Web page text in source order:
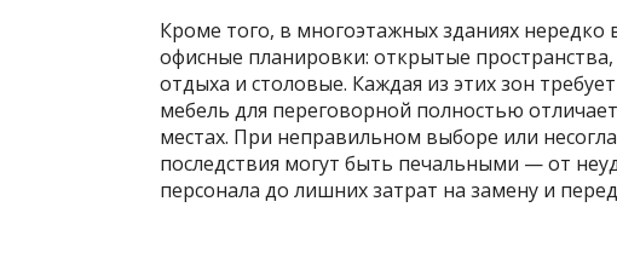
Кроме того, в многоэтажных зданиях нередко
офисные планировки: открытые
отдыха и столовые. Каждая из этих зон
мебель для переговорной полностью
местах. При неправильном выборе или
последствия могут быть печальными — от
персонала до лишних затрат на замену и